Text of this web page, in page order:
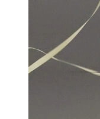
Ngu Thư